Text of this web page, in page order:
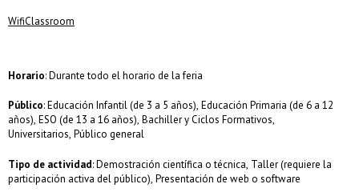
WifiClassroom
Horario: Durante todo el horario de la feria
Público: Educación Infantil (de 3 a 5 años), Educación Primaria (de 6 a 12
años), ESO (de 13 a 16 años), Bachiller y Ciclos Formativos,
Universitarios, Público general
Tipo de actividad: Demostración científica o técnica, Taller (requiere la
participación activa del público), Presentación de web o software